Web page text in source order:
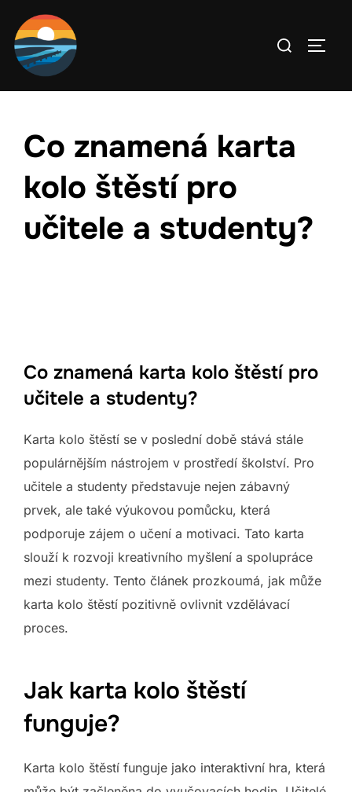
content
Search
Co znamená karta
kolo štěstí pro
učitele a studenty?
Co znamená karta kolo štěstí pro
učitele a studenty?
Karta kolo štěstí se v poslední době stává stále
populárnějším nástrojem v prostředí školství. Pro
učitele a studenty představuje nejen zábavný
prvek, ale také výukovou pomůcku, která
podporuje zájem o učení a motivaci. Tato karta
slouží k rozvoji kreativního myšlení a spolupráce
mezi studenty. Tento článek prozkoumá, jak může
karta kolo štěstí pozitivně ovlivnit vzdělávací
proces.
Jak karta kolo štěstí
funguje?
Karta kolo štěstí funguje jako interaktivní hra, která